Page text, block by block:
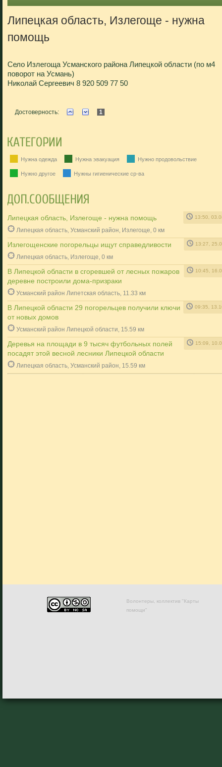
Липецкая область, Излегоще - нужна
помощь
Село Излегоща Усманского района Липецкой области (по м4
поворот на Усмань)
Николай Сергеевич 8 920 509 77 50
Достоверность: 1
Нужна одежда Нужна эвакуация Нужно продовольствие
Нужно другое Нужны гигиенические ср-ва
Липецкая область, Излегоще - нужна помощь 13:50,
Липецкая область, Усманский район, Излегоще, 0 км
Излегощенские погорельцы ищут справедливости 13:27,
Липецкая область, Излегоще, 0 км
В Липецкой области в сгоревшей от лесных пожаров
деревне построили дома-призраки
10:45,
Усманский район Липетская область, 11.33 км
В Липецкой области 29 погорельцев получили ключи
от новых домов
09:35,
Усманский район Липецкой области, 15.59 км
Деревья на площади в 9 тысяч футбольных полей
посадят этой весной лесники Липецкой области
15:09,
Липецкая область, Усманский район, 15.59 км
Волонтеры, коллектив "Карты
помощи"